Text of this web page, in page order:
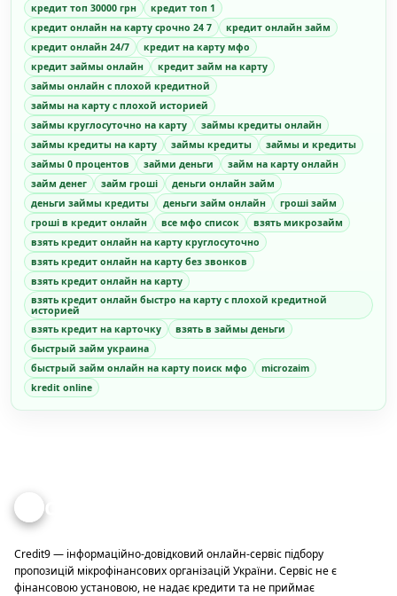
кредит топ 30000 грн
кредит топ 1
кредит онлайн на карту срочно 24 7
кредит онлайн займ
кредит онлайн 24/7
кредит на карту мфо
кредит займы онлайн
кредит займ на карту
займы онлайн с плохой кредитной
займы на карту с плохой историей
займы круглосуточно на карту
займы кредиты онлайн
займы кредиты на карту
займы кредиты
займы и кредиты
займы 0 процентов
займи деньги
займ на карту онлайн
займ денег
займ гроші
деньги онлайн займ
деньги займы кредиты
деньги займ онлайн
гроші займ
гроші в кредит онлайн
все мфо список
взять микрозайм
взять кредит онлайн на карту круглосуточно
взять кредит онлайн на карту без звонков
взять кредит онлайн на карту
взять кредит онлайн быстро на карту с плохой кредитной
историей
взять кредит на карточку
взять в займы деньги
быстрый займ украина
быстрый займ онлайн на карту поиск мфо
microzaim
kredit online
Credit
Credit9 — інформаційно-довідковий онлайн-сервіс підбору
пропозицій мікрофінансових організацій України. Сервіс не є
фінансовою установою, не надає кредити та не приймає